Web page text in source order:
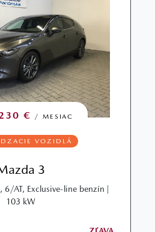
€ / MESIAC
VOZIDLÁ
3
AT, Exclusive-line benzín |
103 kW